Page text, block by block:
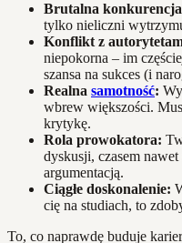
Brutalna
tylko nieliczni
Konflikt z
niepokorna – im
szansa na sukces (i
Realna samotność:
wbrew większości.
krytykę.
Rola prowokatora:
dyskusji, czasem
argumentacją.
Ciągłe doskonalenie:
cię na studiach, to
To, co naprawdę buduje